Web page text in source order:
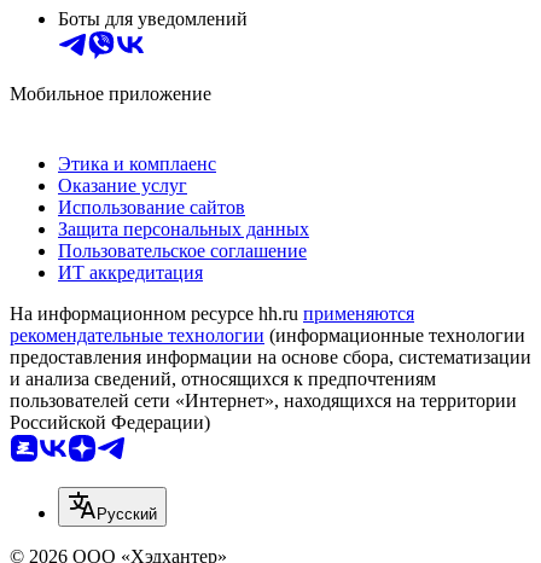
Боты для уведомлений
Мобильное приложение
Этика и комплаенс
Оказание услуг
Использование сайтов
Защита персональных данных
Пользовательское соглашение
ИТ аккредитация
На информационном ресурсе hh.ru применяются
рекомендательные технологии (информационные технологии
предоставления информации на основе сбора, систематизации
и анализа сведений, относящихся к предпочтениям
пользователей сети «Интернет», находящихся на территории
Российской Федерации)
Русский
© 2026 ООО «Хэдхантер»